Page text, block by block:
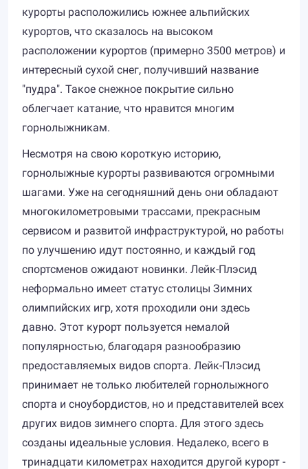
курорты расположились южнее альпийских
курортов, что сказалось на высоком
расположении курортов (примерно 3500 метров) и
интересный сухой снег, получивший название
"пудра". Такое снежное покрытие сильно
облегчает катание, что нравится многим
горнолыжникам.
Несмотря на свою короткую историю,
горнолыжные курорты развиваются огромными
шагами. Уже на сегодняшний день они обладают
многокилометровыми трассами, прекрасным
сервисом и развитой инфраструктурой, но работы
по улучшению идут постоянно, и каждый год
спортсменов ожидают новинки. Лейк-Плэсид
неформально имеет статус столицы Зимних
олимпийских игр, хотя проходили они здесь
давно. Этот курорт пользуется немалой
популярностью, благодаря разнообразию
предоставляемых видов спорта. Лейк-Плэсид
принимает не только любителей горнолыжного
спорта и сноубордистов, но и представителей всех
других видов зимнего спорта. Для этого здесь
созданы идеальные условия. Недалеко, всего в
тринадцати километрах находится другой курорт -